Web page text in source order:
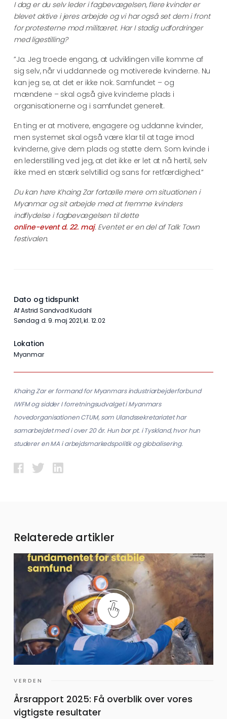
I dag er du selv leder i fagbevægelsen, flere kvinder er
blevet aktive i jeres arbejde og vi har også set dem i front
for protesterne mod militæret. Har I stadig udfordringer
med ligestilling?
”Ja. Jeg troede engang, at udviklingen ville komme af
sig selv, når vi uddannede og motiverede kvinderne. Nu
kan jeg se, at det er ikke nok. Samfundet – og
mændene – skal også give kvinderne plads i
organisationerne og i samfundet generelt.
En ting er at motivere, engagere og uddanne kvinder,
men systemet skal også være klar til at tage imod
kvinderne, give dem plads og støtte dem. Som kvinde i
en lederstilling ved jeg, at det ikke er let at nå hertil, selv
ikke med en stærk selvtillid og sans for retfærdighed.”
Du kan høre Khaing Zar fortælle mere om situationen i
Myanmar og sit arbejde med at fremme kvinders
indflydelse i fagbevægelsen til dette
online-event d. 22. maj. Eventet er en del af Talk Town
festivalen.
Dato og tidspunkt
Af Astrid Sandvad Kudahl
søndag d. 9. maj 2021, kl. 12.02
Lokation
Myanmar
Khaing Zar er formand for Myanmars industriarbejderforbund
IWFM og sidder I forretningsudvalget i Myanmars
hovedorganisationen CTUM, som Ulandssekretariatet har
samarbejdet med i over 20 år. Hun bor pt. i Tyskland, hvor hun
studerer en MA i arbejdsmarkedspolitik og globalisering.
Relaterede artikler
VERDEN
Årsrapport 2025: Få overblik over vores
vigtigste resultater